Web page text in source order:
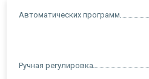
Автоматических программ
Ручная регулировка